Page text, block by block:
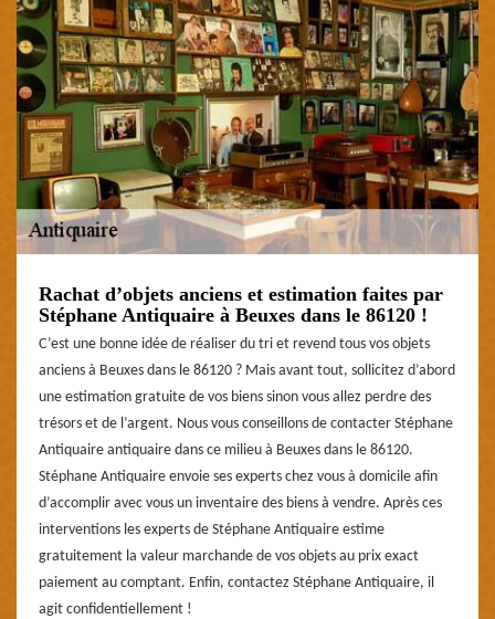
Rachat d’objets anciens et estimation faites par
Stéphane Antiquaire à Beuxes dans le 86120 !
C’est une bonne idée de réaliser du tri et revend tous vos objets
anciens à Beuxes dans le 86120 ? Mais avant tout, sollicitez d’abord
une estimation gratuite de vos biens sinon vous allez perdre des
trésors et de l’argent. Nous vous conseillons de contacter Stéphane
Antiquaire antiquaire dans ce milieu à Beuxes dans le 86120.
Stéphane Antiquaire envoie ses experts chez vous à domicile afin
d’accomplir avec vous un inventaire des biens à vendre. Après ces
interventions les experts de Stéphane Antiquaire estime
gratuitement la valeur marchande de vos objets au prix exact
paiement au comptant. Enfin, contactez Stéphane Antiquaire, il
agit confidentiellement !